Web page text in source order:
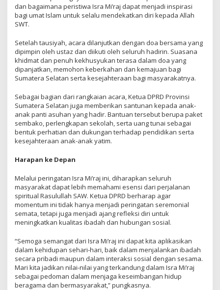
dan bagaimana peristiwa Isra Mi’raj dapat menjadi inspirasi
bagi umat Islam untuk selalu mendekatkan diri kepada Allah
SWT.
Setelah tausiyah, acara dilanjutkan dengan doa bersama yang
dipimpin oleh ustaz dan diikuti oleh seluruh hadirin. Suasana
khidmat dan penuh kekhusyukan terasa dalam doa yang
dipanjatkan, memohon keberkahan dan kemajuan bagi
Sumatera Selatan serta kesejahteraan bagi masyarakatnya.
Sebagai bagian dari rangkaian acara, Ketua DPRD Provinsi
Sumatera Selatan juga memberikan santunan kepada anak-
anak panti asuhan yang hadir. Bantuan tersebut berupa paket
sembako, perlengkapan sekolah, serta uang tunai sebagai
bentuk perhatian dan dukungan terhadap pendidikan serta
kesejahteraan anak-anak yatim.
Harapan ke Depan
Melalui peringatan Isra Mi’raj ini, diharapkan seluruh
masyarakat dapat lebih memahami esensi dari perjalanan
spiritual Rasulullah SAW. Ketua DPRD berharap agar
momentum ini tidak hanya menjadi peringatan seremonial
semata, tetapi juga menjadi ajang refleksi diri untuk
meningkatkan kualitas ibadah dan hubungan sosial.
“Semoga semangat dari Isra Mi’raj ini dapat kita aplikasikan
dalam kehidupan sehari-hari, baik dalam menjalankan ibadah
secara pribadi maupun dalam interaksi sosial dengan sesama.
Mari kita jadikan nilai-nilai yang terkandung dalam Isra Mi’raj
sebagai pedoman dalam menjaga keseimbangan hidup
beragama dan bermasyarakat,” pungkasnya.